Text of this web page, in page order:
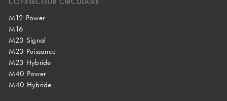
M12 Power
M16
M23 Signal
M23 Puissance
M23 Hybride
M40 Power
M40 Hybride